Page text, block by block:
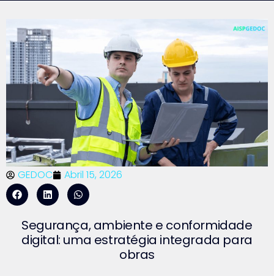
GEDOC Abril 15, 2026
Segurança, ambiente e conformidade
digital: uma estratégia integrada para
obras